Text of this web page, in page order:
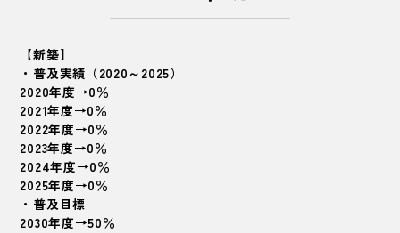
【新築】
・普及実績（2020～2025）
2020年度→0％
2021年度→0％
2022年度→0％
2023年度→0％
2024年度→0％
2025年度→0％
・普及目標
2030年度→50％